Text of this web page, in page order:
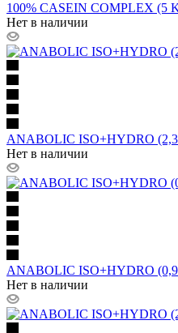
100% CASEIN COMPLEX (5
Нет в наличии
ANABOLIC ISO+HYDRO
Нет в наличии
ANABOLIC ISO+HYDRO
Нет в наличии